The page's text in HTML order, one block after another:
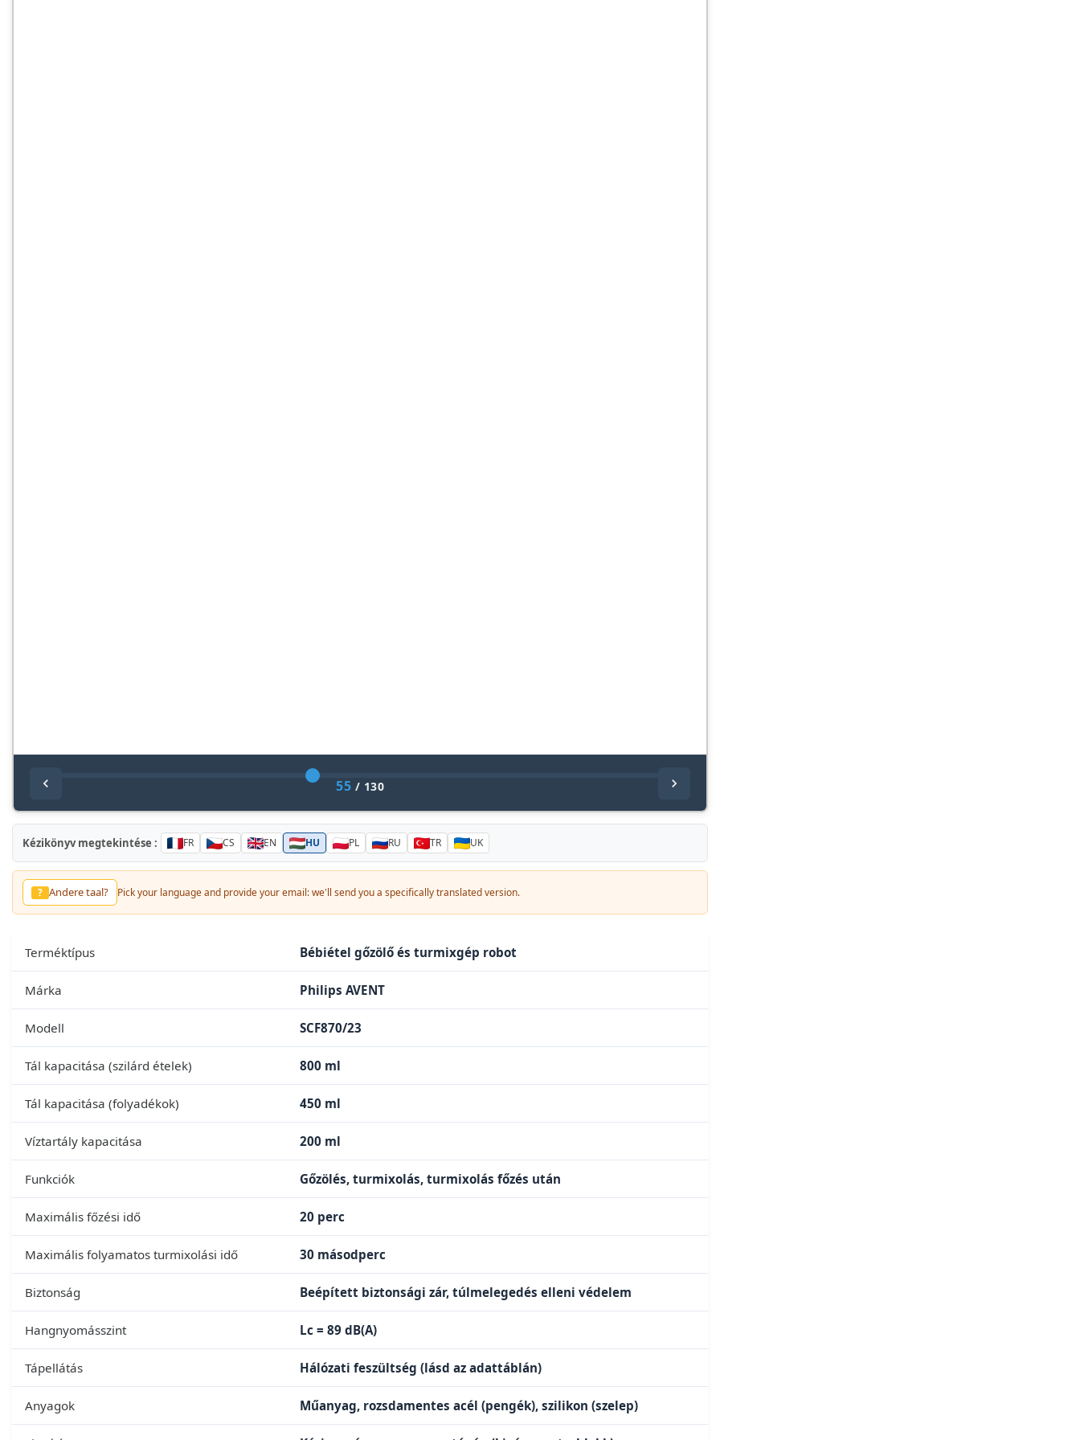
55 / 130
Kézikönyv megtekintése : FR CS EN HU PL RU TR UK
? Andere taal? Pick your language and provide your email: we'll send you a specifically translated version.
Terméktípus Bébiétel gőzölő és turmixgép robot
Márka Philips AVENT
Modell SCF870/23
Tál kapacitása (szilárd ételek) 800 ml
Tál kapacitása (folyadékok) 450 ml
Víztartály kapacitása 200 ml
Funkciók Gőzölés, turmixolás, turmixolás főzés után
Maximális főzési idő 20 perc
Maximális folyamatos turmixolási idő 30 másodperc
Biztonság Beépített biztonsági zár, túlmelegedés elleni védelem
Hangnyomásszint Lc = 89 dB(A)
Tápellátás Hálózati feszültség (lásd az adattáblán)
Anyagok Műanyag, rozsdamentes acél (pengék), szilikon (szelep)